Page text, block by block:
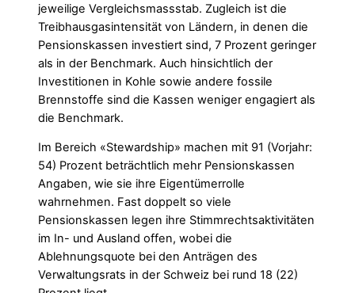
jeweilige Vergleichsmassstab. Zugleich ist die
Treibhausgasintensität von Ländern, in denen die
Pensionskassen investiert sind, 7 Prozent geringer
als in der Benchmark. Auch hinsichtlich der
Investitionen in Kohle sowie andere fossile
Brennstoffe sind die Kassen weniger engagiert als
die Benchmark.
Im Bereich «Stewardship» machen mit 91 (Vorjahr:
54) Prozent beträchtlich mehr Pensionskassen
Angaben, wie sie ihre Eigentümerrolle
wahrnehmen. Fast doppelt so viele
Pensionskassen legen ihre Stimmrechtsaktivitäten
im In- und Ausland offen, wobei die
Ablehnungsquote bei den Anträgen des
Verwaltungsrats in der Schweiz bei rund 18 (22)